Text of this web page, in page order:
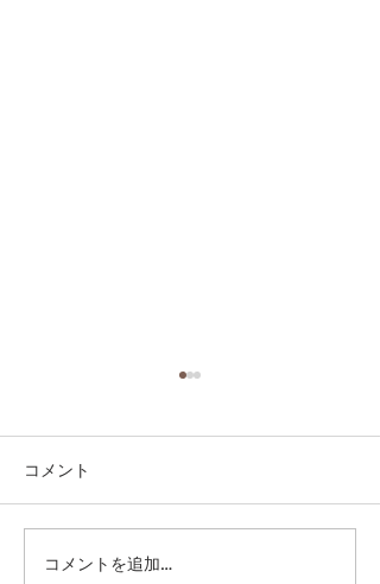
第41回日本クラブユース
コメント
コメントを追加…